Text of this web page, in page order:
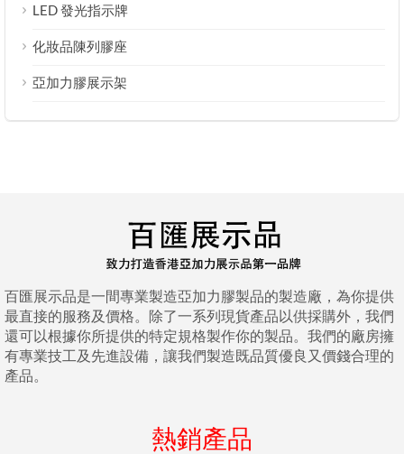
LED 發光指示牌
化妝品陳列膠座
亞加力膠展示架
百匯展示品是一間專業製造亞加力膠製品的製造廠，為你提供
最直接的服務及價格。除了一系列現貨產品以供採購外，我們
還可以根據你所提供的特定規格製作你的製品。我們的廠房擁
有專業技工及先進設備，讓我們製造既品質優良又價錢合理的
產品。
熱銷產品